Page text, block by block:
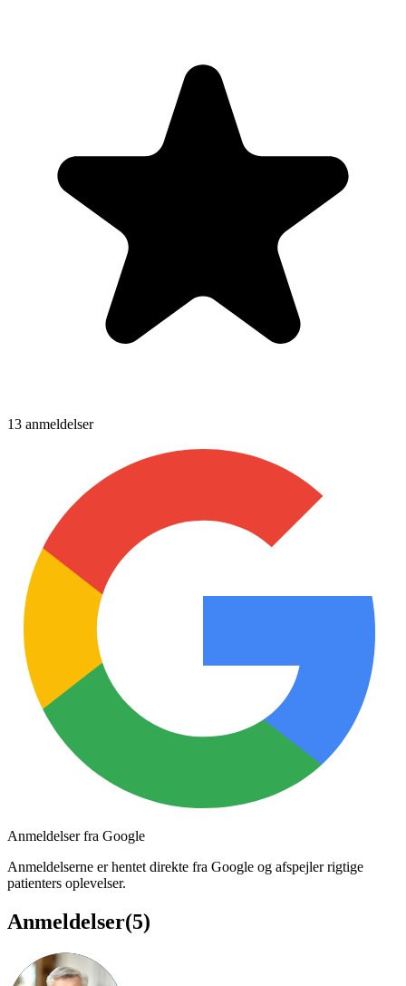
13 anmeldelser
Anmeldelser fra Google
Anmeldelserne er hentet direkte fra Google og afspejler rigtige
patienters oplevelser.
Anmeldelser(5)